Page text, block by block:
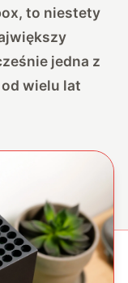
to niestety
jedna z
wielu lat